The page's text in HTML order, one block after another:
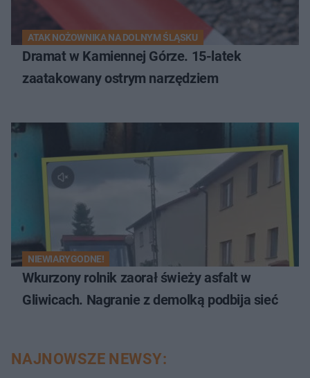
ATAK NOŻOWNIKA NA DOLNYM ŚLĄSKU
Dramat w Kamiennej Górze. 15-latek
zaatakowany ostrym narzędziem
NIEWIARYGODNE!
Wkurzony rolnik zaorał świeży asfalt w
Gliwicach. Nagranie z demolką podbija sieć
NAJNOWSZE NEWSY: